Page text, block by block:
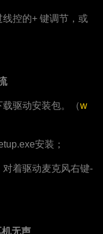
控的+ 键调节，或
驱动安装包。（w
安装；
着驱动麦克风右键-
无声